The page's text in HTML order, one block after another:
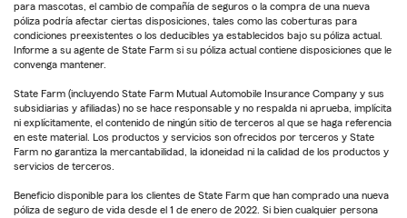
para mascotas, el cambio de compañía de seguros o la compra de una nueva
póliza podría afectar ciertas disposiciones, tales como las coberturas para
condiciones preexistentes o los deducibles ya establecidos bajo su póliza actual.
Informe a su agente de State Farm si su póliza actual contiene disposiciones que le
convenga mantener.
State Farm (incluyendo State Farm Mutual Automobile Insurance Company y sus
subsidiarias y afiliadas) no se hace responsable y no respalda ni aprueba, implícita
ni explícitamente, el contenido de ningún sitio de terceros al que se haga referencia
en este material. Los productos y servicios son ofrecidos por terceros y State
Farm no garantiza la mercantabilidad, la idoneidad ni la calidad de los productos y
servicios de terceros.
Beneficio disponible para los clientes de State Farm que han comprado una nueva
póliza de seguro de vida desde el 1 de enero de 2022. Si bien cualquier persona